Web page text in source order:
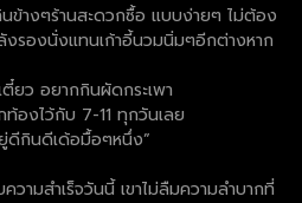
ข้างๆร้านสะดวกซื้อ แบบง่ายๆ ไม่ต้อง
งรองนั่งแทนเก้าอี้นวมนิ่มๆอีกต่างหาก
ตี๋ยว อยากกินผัดกระเพา
ท้องไว้กับ 7-11 ทุกวันเลย
ดีกินดีเด้อมื้อๆหนึ่ง”
ามสำเร็จวันนี้ เขาไม่ลืมความลำบากที่